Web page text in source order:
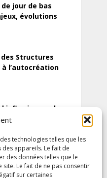
technologies telles que les
appareils. Le fait de
des données telles que le
Le fait de ne pas consentir
sur certaines
jour de bas
évolutions
Structures
l’autocréation
infirmier :quels
soins pour
newsletter